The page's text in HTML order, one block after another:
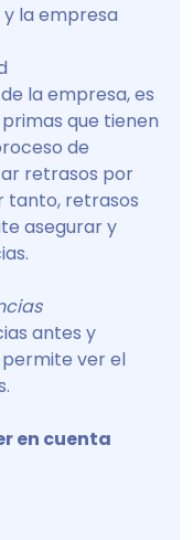
la empresa
la empresa, es
que tienen
de
retrasos por
tanto, retrasos
asegurar y
antes y
permite ver el
en cuenta